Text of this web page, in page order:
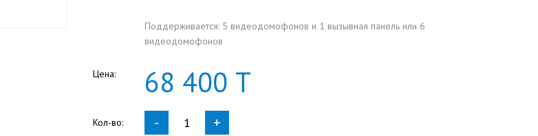
Поддерживается: 5 видеодомофонов и 1 вызывная панель или 6
видеодомофонов
Цена: 68 400 Т
Кол-во: - +